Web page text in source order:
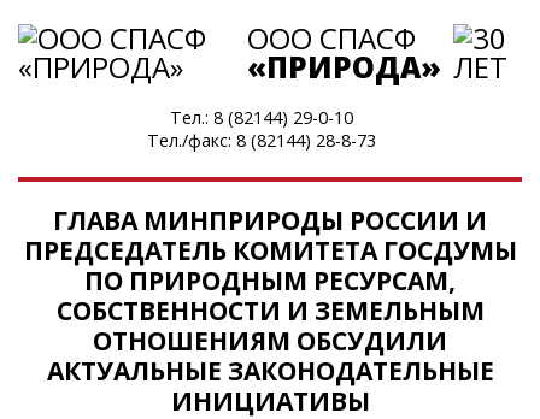
ООО СПАСФ
«ПРИРОДА»
Тел.: 8 (82144) 29-0-10
Тел./факс: 8 (82144) 28-8-73
ГЛАВА МИНПРИРОДЫ РОССИИ И
ПРЕДСЕДАТЕЛЬ КОМИТЕТА ГОСДУМЫ
ПО ПРИРОДНЫМ РЕСУРСАМ,
СОБСТВЕННОСТИ И ЗЕМЕЛЬНЫМ
ОТНОШЕНИЯМ ОБСУДИЛИ
АКТУАЛЬНЫЕ ЗАКОНОДАТЕЛЬНЫЕ
ИНИЦИАТИВЫ